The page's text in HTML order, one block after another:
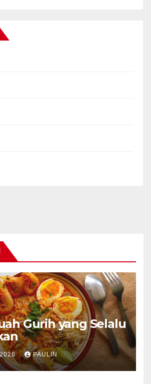
Gurih yang Selalu
2026 PAULIN